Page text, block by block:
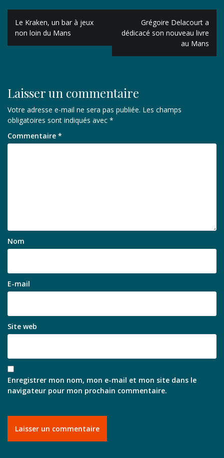
Navigation
de
l’article
Le Kraken, un bar à jeux
non loin du Mans
Grégoire Delacourt a
dédicacé son nouveau livre
au Mans
Laisser un commentaire
Votre adresse e-mail ne sera pas publiée. Les champs
obligatoires sont indiqués avec *
Commentaire *
Nom
E-mail
Site web
Enregistrer mon nom, mon e-mail et mon site dans le
navigateur pour mon prochain commentaire.